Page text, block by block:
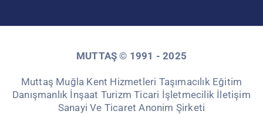
MUTTAŞ © 1991 - 2025
Muttaş Muğla Kent Hizmetleri Taşımacılık Eğitim
Danışmanlık İnşaat Turizm Ticari İşletmecilik İletişim
Sanayi Ve Ticaret Anonim Şirketi